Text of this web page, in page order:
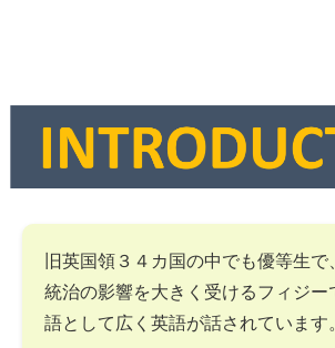
旧英国領３４カ国の中でも優等生で
統治の影響を大きく受けるフィジー
語として広く英語が話されています